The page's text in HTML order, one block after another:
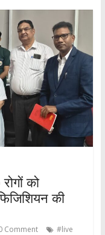
को
की
Comment
#live